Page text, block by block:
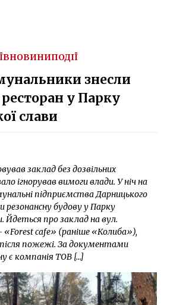
НОВИНИПОДІЇ
знесли
у Парку
слави
заклад без дозвільних
ігнорував вимоги влади. У ніч на
підприємства Дарницького
будову у Парку
Йдеться про заклад на вул.
«Forest cafe» (раніше «Колиба»),
пожежі. За документами
є компанія ТОВ […]